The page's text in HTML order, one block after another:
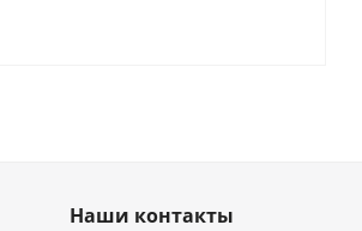
Наши контакты